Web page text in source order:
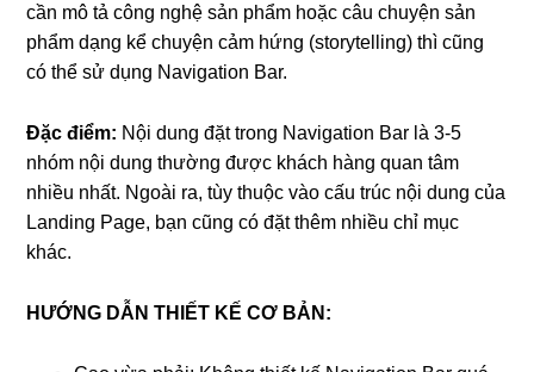
cần mô tả công nghệ sản phẩm hoặc câu chuyện sản
phẩm dạng kể chuyện cảm hứng (storytelling) thì cũng
có thể sử dụng Navigation Bar.
Đặc điểm: Nội dung đặt trong Navigation Bar là 3-5
nhóm nội dung thường được khách hàng quan tâm
nhiều nhất. Ngoài ra, tùy thuộc vào cấu trúc nội dung của
Landing Page, bạn cũng có đặt thêm nhiều chỉ mục
khác.
HƯỚNG DẪN THIẾT KẾ CƠ BẢN: